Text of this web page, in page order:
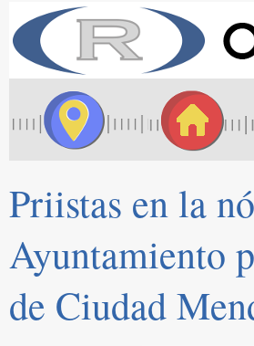
Priistas en la
Ayuntamiento
de Ciudad